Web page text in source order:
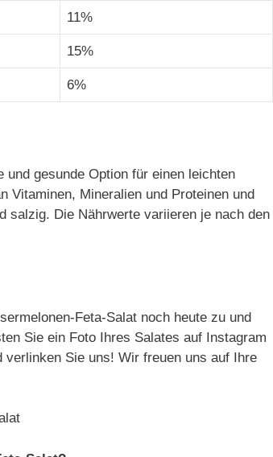
11%
15%
6%
gesunde Option für einen leichten
Vitaminen, Mineralien und Proteinen und
salzig. Die Nährwerte variieren je nach den
Feta-Salat noch heute zu und
Sie ein Foto Ihres Salates auf Instagram
verlinken Sie uns! Wir freuen uns auf Ihre